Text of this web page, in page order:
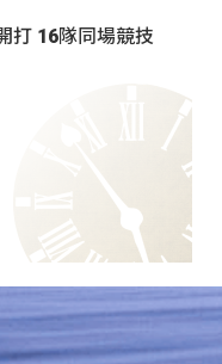
打 16隊同場競技